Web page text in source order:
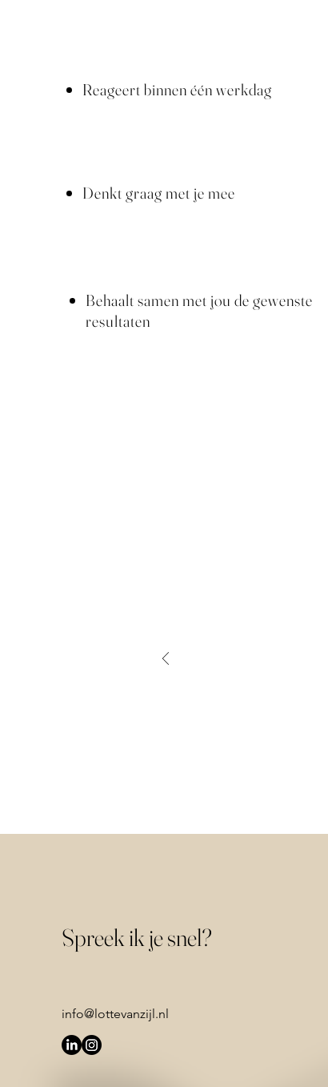
Reageert binnen één werkdag
Denkt graag met je mee
Behaalt samen met jou de gewenste
resultaten
Spreek ik je snel?
info@lottevanzijl.nl